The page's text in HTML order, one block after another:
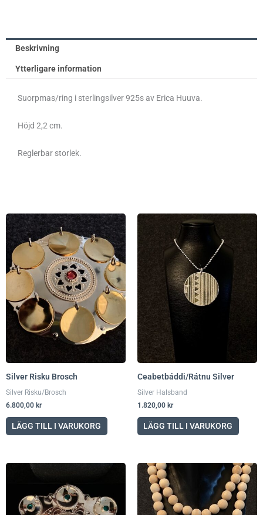
Beskrivning
Ytterligare information
Suorpmas/ring i sterlingsilver 925s av Erica Huuva.
Höjd 2,2 cm.
Reglerbar storlek.
Silver Risku Brosch
Silver Risku/Brosch
6.800,00 kr
LÄGG TILL I VARUKORG
Ceabetbáddi/Rátnu Silver
Silver Halsband
1.820,00 kr
LÄGG TILL I VARUKORG